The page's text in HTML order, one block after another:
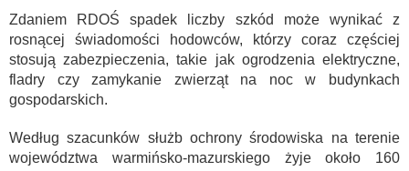
Zdaniem RDOŚ spadek liczby szkód może wynikać z
rosnącej świadomości hodowców, którzy coraz częściej
stosują zabezpieczenia, takie jak ogrodzenia elektryczne,
fladry czy zamykanie zwierząt na noc w budynkach
gospodarskich.
Według szacunków służb ochrony środowiska na terenie
województwa warmińsko-mazurskiego żyje około 160